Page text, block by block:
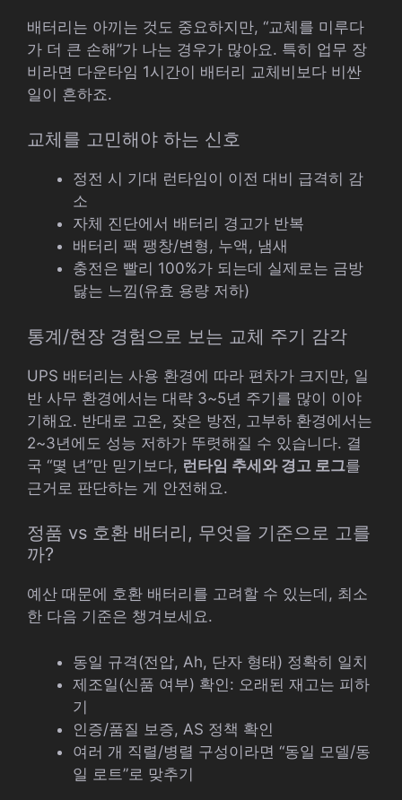
배터리는 아끼는 것도 중요하지만, “교체를 미루다
가 더 큰 손해”가 나는 경우가 많아요. 특히 업무 장
비라면 다운타임 1시간이 배터리 교체비보다 비싼
일이 흔하죠.
교체를 고민해야 하는 신호
정전 시 기대 런타임이 이전 대비 급격히 감
소
자체 진단에서 배터리 경고가 반복
배터리 팩 팽창/변형, 누액, 냄새
충전은 빨리 100%가 되는데 실제로는 금방
닳는 느낌(유효 용량 저하)
통계/현장 경험으로 보는 교체 주기 감각
UPS 배터리는 사용 환경에 따라 편차가 크지만, 일
반 사무 환경에서는 대략 3~5년 주기를 많이 이야
기해요. 반대로 고온, 잦은 방전, 고부하 환경에서는
2~3년에도 성능 저하가 뚜렷해질 수 있습니다. 결
국 “몇 년”만 믿기보다, 런타임 추세와 경고 로그를
근거로 판단하는 게 안전해요.
정품 vs 호환 배터리, 무엇을 기준으로 고를
까?
예산 때문에 호환 배터리를 고려할 수 있는데, 최소
한 다음 기준은 챙겨보세요.
동일 규격(전압, Ah, 단자 형태) 정확히 일치
제조일(신품 여부) 확인: 오래된 재고는 피하
기
인증/품질 보증, AS 정책 확인
여러 개 직렬/병렬 구성이라면 “동일 모델/동
일 로트”로 맞추기